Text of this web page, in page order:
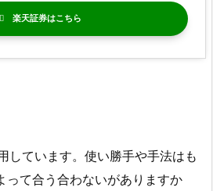
楽天証券
しています。使い勝手や手法はも
って合う合わないがありますか